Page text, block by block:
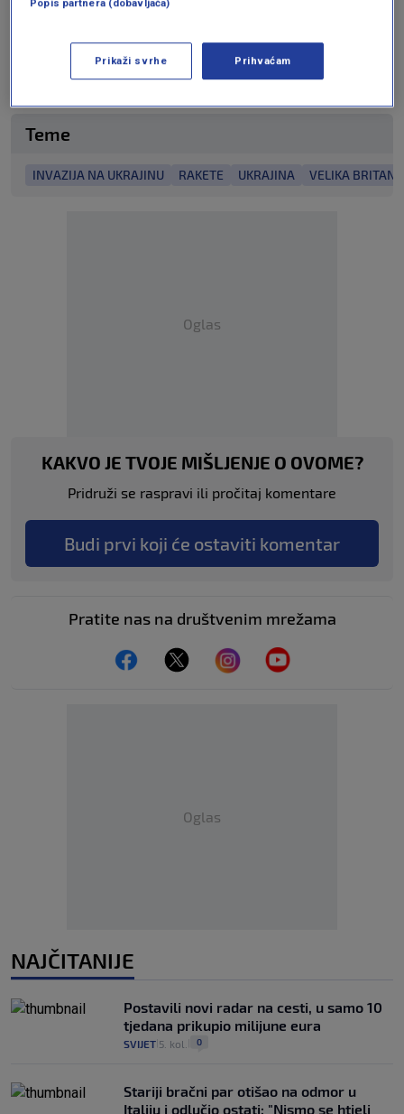
Twitter |Facebook Instagram.
Teme
INVAZIJA NA UKRAJINU RAKETE UKRAJINA VELIKA
Oglas
KAKVO JE TVOJE MIŠLJENJE O OVOME?
Pridruži se raspravi ili pročitaj komentare
Budi prvi koji će ostaviti komentar
Pratite nas na društvenim mrežama
Oglas
NAJČITANIJE
Postavili novi radar na cesti, u samo 10
tjedana prikupio milijune eura
SVIJET 5. kol. 0
Stariji bračni par otišao na odmor u
Italiju i odlučio ostati: "Nismo se htjeli
Popis partnera (dobavljača)
Prikaži svrhe Prihvaćam